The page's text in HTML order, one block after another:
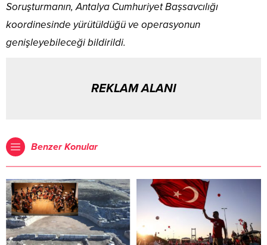
Soruşturmanın, Antalya Cumhuriyet Başsavcılığı
koordinesinde yürütüldüğü ve operasyonun
genişleyebileceği bildirildi.
REKLAM ALANI
Benzer Konular